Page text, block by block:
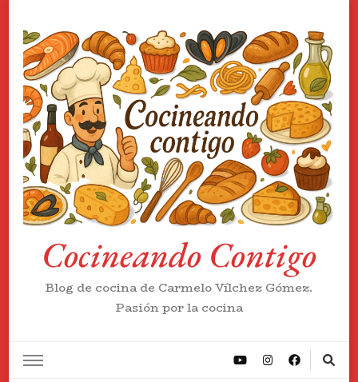
Cocineando Contigo
Blog de cocina de Carmelo Vílchez Gómez.
Pasión por la cocina